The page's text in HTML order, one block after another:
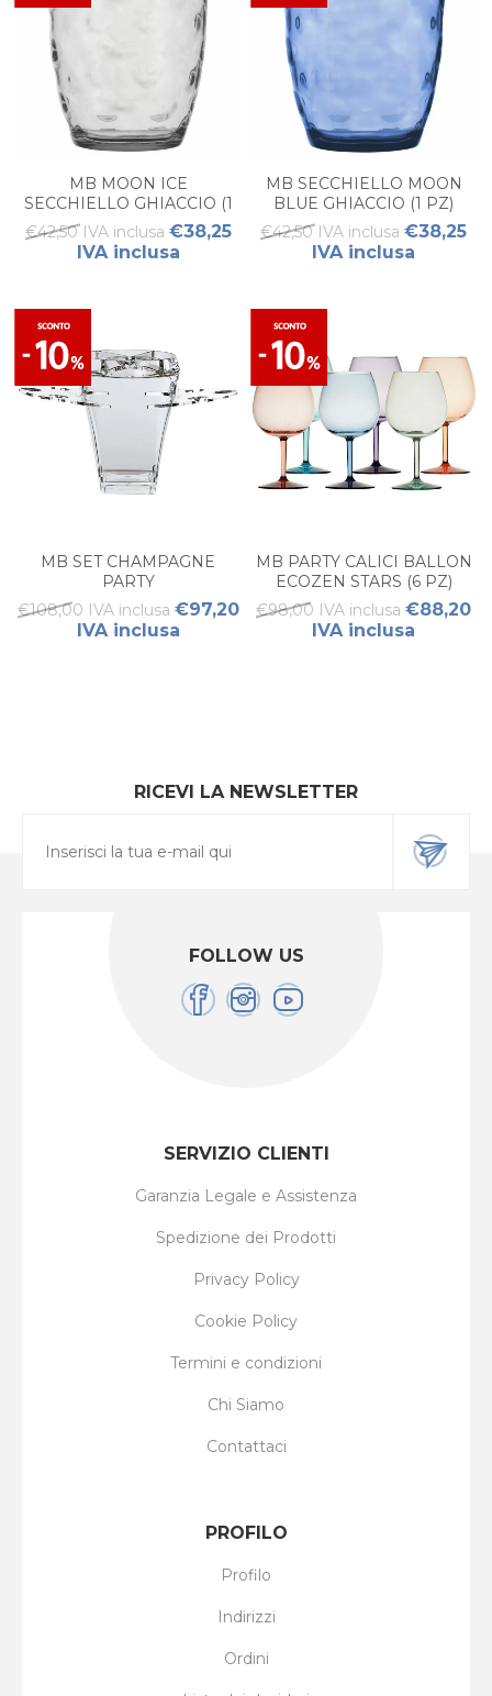
MB MOON ICE
SECCHIELLO GHIACCIO (1
PZ)
€42,50 IVA inclusa €38,25
IVA inclusa
MB SECCHIELLO MOON
BLUE GHIACCIO (1 PZ)
€42,50 IVA inclusa €38,25
IVA inclusa
MB SET CHAMPAGNE
PARTY
€108,00 IVA inclusa €97,20
IVA inclusa
MB PARTY CALICI BALLON
ECOZEN STARS (6 PZ)
€98,00 IVA inclusa €88,20
IVA inclusa
RICEVI LA NEWSLETTER
FOLLOW US
SERVIZIO CLIENTI
Garanzia Legale e Assistenza
Spedizione dei Prodotti
Privacy Policy
Cookie Policy
Termini e condizioni
Chi Siamo
Contattaci
PROFILO
Profilo
Indirizzi
Ordini